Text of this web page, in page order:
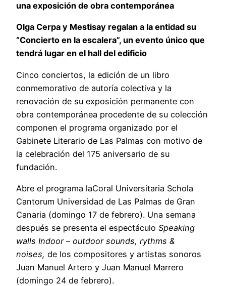
una exposición de obra contemporánea
Olga Cerpa y Mestisay regalan a la entidad su
“Concierto en la escalera”, un evento único que
tendrá lugar en el hall del edificio
Cinco conciertos, la edición de un libro
conmemorativo de autoría colectiva y la
renovación de su exposición permanente con
obra contemporánea procedente de su colección
componen el programa organizado por el
Gabinete Literario de Las Palmas con motivo de
la celebración del 175 aniversario de su
fundación.
Abre el programa laCoral Universitaria Schola
Cantorum Universidad de Las Palmas de Gran
Canaria (domingo 17 de febrero). Una semana
después se presenta el espectáculo Speaking
walls Indoor – outdoor sounds, rythms &
noises, de los compositores y artistas sonoros
Juan Manuel Artero y Juan Manuel Marrero
(domingo 24 de febrero).